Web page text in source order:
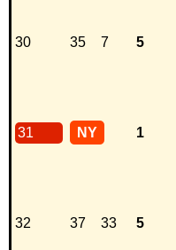
30 35 7 5
31 NY 1
32 37 33 5